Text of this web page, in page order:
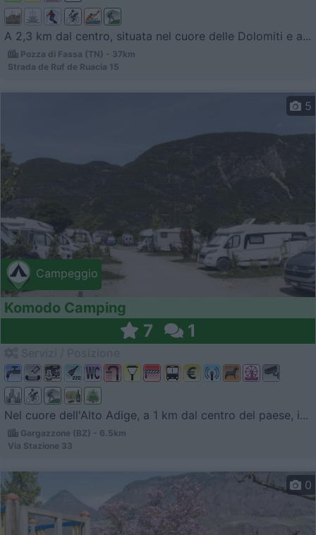
A 2,3 km dal centro, situata nel cuore delle Dolomiti e a...
Pozza di Fassa (TN) - 37km
Strada de Ruf de Ruacia 15
Campeggio
5
Komodo Camping
7 1
Nel cuore dell'Alto Adige, a 1 km dal centro del paese, i...
Gargazzone (BZ) - 6.5km
Via Stazione 33
0